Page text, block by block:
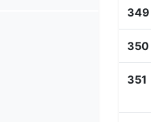
349
350
351